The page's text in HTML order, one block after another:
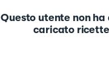
Questo utente non ha
caricato ricette